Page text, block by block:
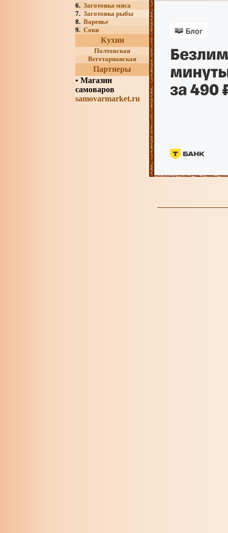
6. Заготовка мяса
7. Заготовка рыбы
8. Варенье
9. Соки
Кухни
Полтавская
Вегетарианская
Партнеры
• Магазин
самоваров
samovarmarket.ru